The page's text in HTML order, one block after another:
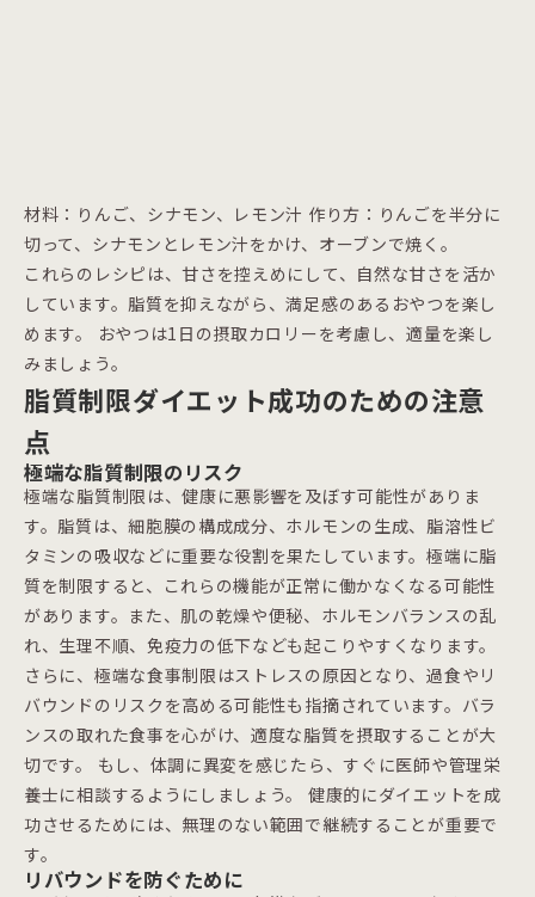
材料：りんご、シナモン、レモン汁 作り方：りんごを半分に
切って、シナモンとレモン汁をかけ、オーブンで焼く。
これらのレシピは、甘さを控えめにして、自然な甘さを活か
しています。脂質を抑えながら、満足感のあるおやつを楽し
めます。 おやつは1日の摂取カロリーを考慮し、適量を楽し
みましょう。
脂質制限ダイエット成功のための注意
点
極端な脂質制限のリスク
極端な脂質制限は、健康に悪影響を及ぼす可能性がありま
す。脂質は、細胞膜の構成成分、ホルモンの生成、脂溶性ビ
タミンの吸収などに重要な役割を果たしています。極端に脂
質を制限すると、これらの機能が正常に働かなくなる可能性
があります。また、肌の乾燥や便秘、ホルモンバランスの乱
れ、生理不順、免疫力の低下なども起こりやすくなります。
さらに、極端な食事制限はストレスの原因となり、過食やリ
バウンドのリスクを高める可能性も指摘されています。バラ
ンスの取れた食事を心がけ、適度な脂質を摂取することが大
切です。 もし、体調に異変を感じたら、すぐに医師や管理栄
養士に相談するようにしましょう。 健康的にダイエットを成
功させるためには、無理のない範囲で継続することが重要で
す。
リバウンドを防ぐために